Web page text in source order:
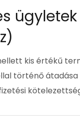
kis értékű
történő